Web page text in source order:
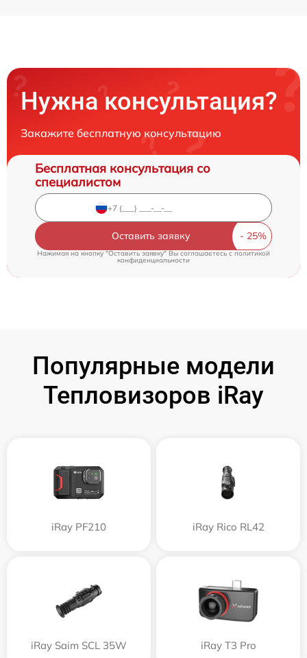
Нужна консультация?
Закажите бесплатную консультацию
Бесплатная консультация со
специалистом
Оставить заявку
Нажимая на кнопку "Оставить заявку" Вы соглашаетесь cполитикой
конфиденциальности
Популярные модели
Тепловизоров iRay
iRay PF210 iRay Rico RL42
iRay Saim SCL 35W iRay T3 Pro